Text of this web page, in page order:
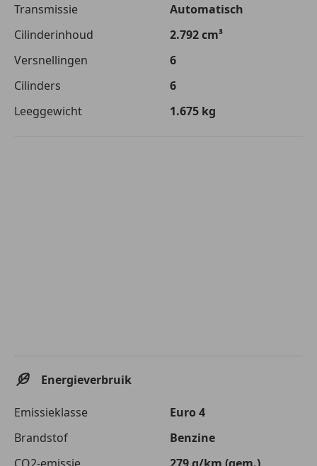
Transmissie
Automatisch
Cilinderinhoud
2.792 cm³
Versnellingen
6
Cilinders
6
Leeggewicht
1.675 kg
Energieverbruik
Emissieklasse
Euro 4
Brandstof
Benzine